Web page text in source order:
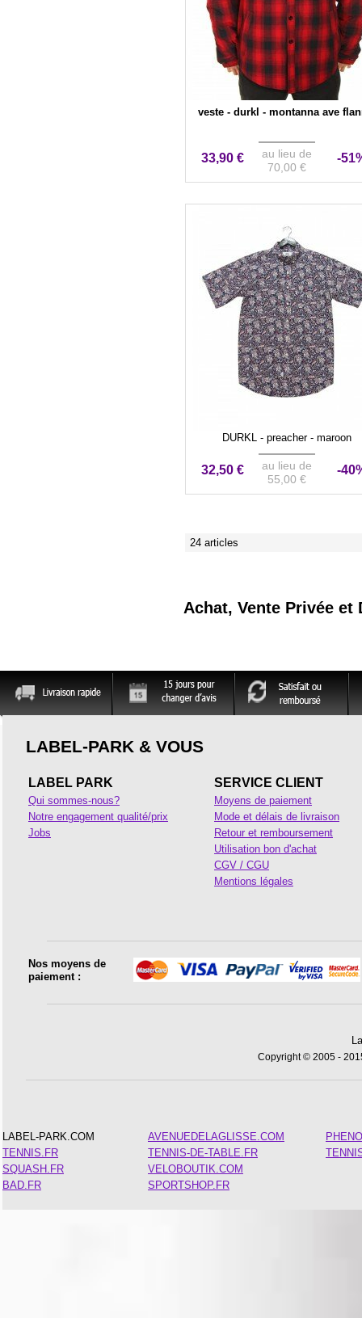
veste - durkl - montanna ave
33,90 €
au lieu de
70,00 €
-
DURKL - preacher - maroon
32,50 €
au lieu de
55,00 €
-
24 articles
Achat, Vente Privée et
LABEL-PARK & VOUS
LABEL PARK
Qui sommes-nous?
Notre engagement qualité/prix
Jobs
SERVICE CLIENT
Moyens de paiement
Mode et délais de livraison
Retour et remboursement
Utilisation bon d'achat
CGV / CGU
Mentions légales
Nos moyens de
paiement :
Copyright © 2005 -
LABEL-PARK.COM
TENNIS.FR
SQUASH.FR
BAD.FR
AVENUEDELAGLISSE.COM
TENNIS-DE-TABLE.FR
VELOBOUTIK.COM
SPORTSHOP.FR